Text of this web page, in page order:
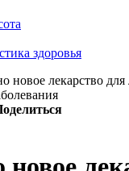
здоровья
новое лекарство для